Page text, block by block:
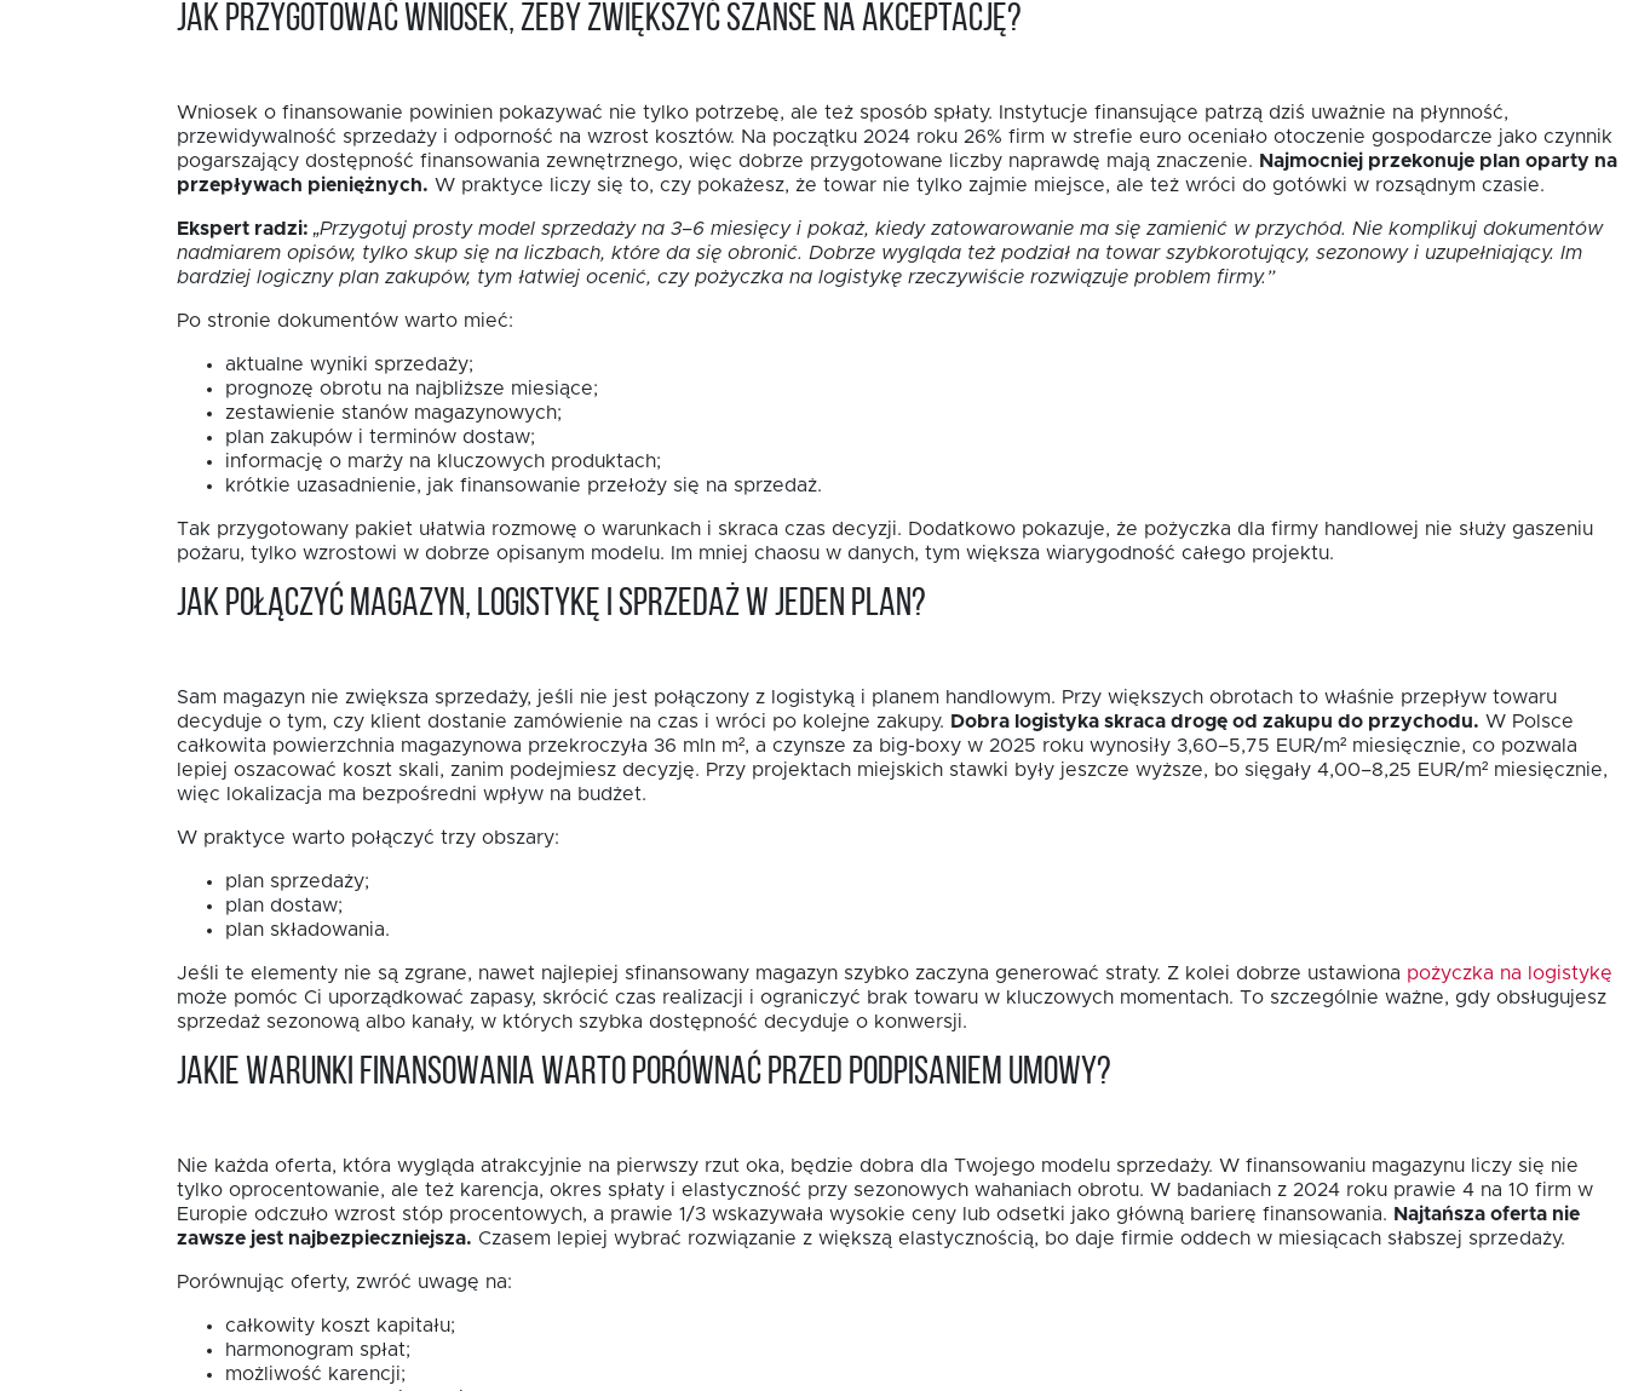
Jak przygotować wniosek, żeby zwiększyć szanse na akceptację?
Wniosek o finansowanie powinien pokazywać nie tylko potrzebę, ale też sposób spłaty. Instytucje finansujące patrzą dziś uważnie na płynność,
przewidywalność sprzedaży i odporność na wzrost kosztów. Na początku 2024 roku 26% firm w strefie euro oceniało otoczenie gospodarcze jako czynnik
pogarszający dostępność finansowania zewnętrznego, więc dobrze przygotowane liczby naprawdę mają znaczenie. Najmocniej przekonuje plan oparty na
przepływach pieniężnych. W praktyce liczy się to, czy pokażesz, że towar nie tylko zajmie miejsce, ale też wróci do gotówki w rozsądnym czasie.
Ekspert radzi: „Przygotuj prosty model sprzedaży na 3–6 miesięcy i pokaż, kiedy zatowarowanie ma się zamienić w przychód. Nie komplikuj dokumentów
nadmiarem opisów, tylko skup się na liczbach, które da się obronić. Dobrze wygląda też podział na towar szybkorotujący, sezonowy i uzupełniający. Im
bardziej logiczny plan zakupów, tym łatwiej ocenić, czy pożyczka na logistykę rzeczywiście rozwiązuje problem firmy.”
Po stronie dokumentów warto mieć:
aktualne wyniki sprzedaży;
prognozę obrotu na najbliższe miesiące;
zestawienie stanów magazynowych;
plan zakupów i terminów dostaw;
informację o marży na kluczowych produktach;
krótkie uzasadnienie, jak finansowanie przełoży się na sprzedaż.
Tak przygotowany pakiet ułatwia rozmowę o warunkach i skraca czas decyzji. Dodatkowo pokazuje, że pożyczka dla firmy handlowej nie służy gaszeniu
pożaru, tylko wzrostowi w dobrze opisanym modelu. Im mniej chaosu w danych, tym większa wiarygodność całego projektu.
Jak połączyć magazyn, logistykę i sprzedaż w jeden plan?
Sam magazyn nie zwiększa sprzedaży, jeśli nie jest połączony z logistyką i planem handlowym. Przy większych obrotach to właśnie przepływ towaru
decyduje o tym, czy klient dostanie zamówienie na czas i wróci po kolejne zakupy. Dobra logistyka skraca drogę od zakupu do przychodu. W Polsce
całkowita powierzchnia magazynowa przekroczyła 36 mln m², a czynsze za big-boxy w 2025 roku wynosiły 3,60–5,75 EUR/m² miesięcznie, co pozwala
lepiej oszacować koszt skali, zanim podejmiesz decyzję. Przy projektach miejskich stawki były jeszcze wyższe, bo sięgały 4,00–8,25 EUR/m² miesięcznie,
więc lokalizacja ma bezpośredni wpływ na budżet.
W praktyce warto połączyć trzy obszary:
plan sprzedaży;
plan dostaw;
plan składowania.
Jeśli te elementy nie są zgrane, nawet najlepiej sfinansowany magazyn szybko zaczyna generować straty. Z kolei dobrze ustawiona pożyczka na logistykę
może pomóc Ci uporządkować zapasy, skrócić czas realizacji i ograniczyć brak towaru w kluczowych momentach. To szczególnie ważne, gdy obsługujesz
sprzedaż sezonową albo kanały, w których szybka dostępność decyduje o konwersji.
Jakie warunki finansowania warto porównać przed podpisaniem umowy?
Nie każda oferta, która wygląda atrakcyjnie na pierwszy rzut oka, będzie dobra dla Twojego modelu sprzedaży. W finansowaniu magazynu liczy się nie
tylko oprocentowanie, ale też karencja, okres spłaty i elastyczność przy sezonowych wahaniach obrotu. W badaniach z 2024 roku prawie 4 na 10 firm w
Europie odczuło wzrost stóp procentowych, a prawie 1/3 wskazywała wysokie ceny lub odsetki jako główną barierę finansowania. Najtańsza oferta nie
zawsze jest najbezpieczniejsza. Czasem lepiej wybrać rozwiązanie z większą elastycznością, bo daje firmie oddech w miesiącach słabszej sprzedaży.
Porównując oferty, zwróć uwagę na:
całkowity koszt kapitału;
harmonogram spłat;
możliwość karencji;